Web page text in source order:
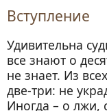
Вступление
Удивительна
все знают о
не знает. Из
две-три: не
Иногда – о лжи,